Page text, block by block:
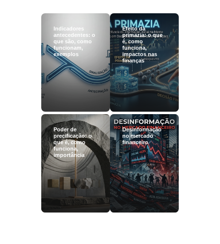
Indicadores
antecedentes: o
que são, como
funcionam,
exemplos
Efeito da
primazia: o que
é, como
funciona,
impactos nas
finanças
Poder de
precificação: o
que é, como
funciona,
importância
Desinformação
no mercado
financeiro